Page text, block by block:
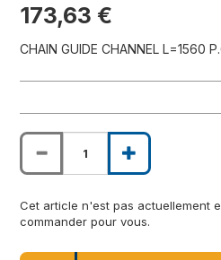
173,63 €
CHAIN GUIDE CHANNEL L=1560
Cet article n'est pas actuellement
commander pour vous.